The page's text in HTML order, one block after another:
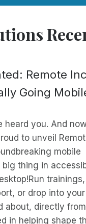
Remote
Going
you. And
to unveil
mobile
thing in
trainings,
or drop into your
about, directly
in helping shape